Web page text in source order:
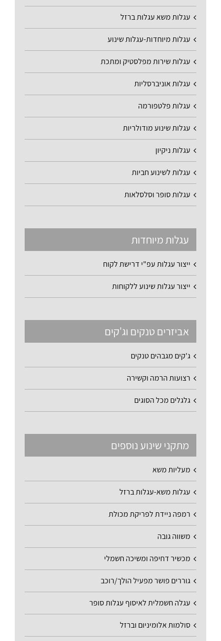
עגלות משא עגלות ברזל
עגלות מיוחדות-עגלות שינוע
עגלות שירות מפלסטיק ומתכת
עגלות אוניברסליות
עגלות פלטפורמה
עגלות שינוע מודולריות
עגלות ניקיון
עגלות לשינוע חביות
עגלות סופר וסלסלאות
עגלות מיוחדות
ייצור עגלות עפ"י דרישת לקוח
ייצור עגלות שינוע ללקוחות
אביזרים טנקים וג'קים
ג'קים מגבהים טנקים
רצועות הרמה וקשירה
גלגלים מכל הסוגים
מתקני שינוע נוספים
מעליות משא
עגלות משא-עגלות ברזל
רמפה ניידת לפריקת מכולת
משווה גובה
מכשיר דחיפה ומשיכה חשמלי
גוררים פושר מפעיל הולך/רוכב
עגלה חשמלית לאיסוף עגלות סופר
סולמות אלומיניום וברזל